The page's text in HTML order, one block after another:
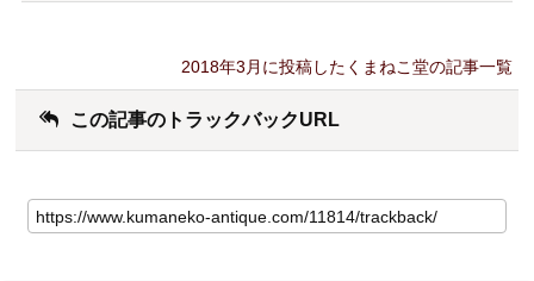
2018年3月に投稿したくまねこ堂の記事一覧
この記事のトラックバックURL